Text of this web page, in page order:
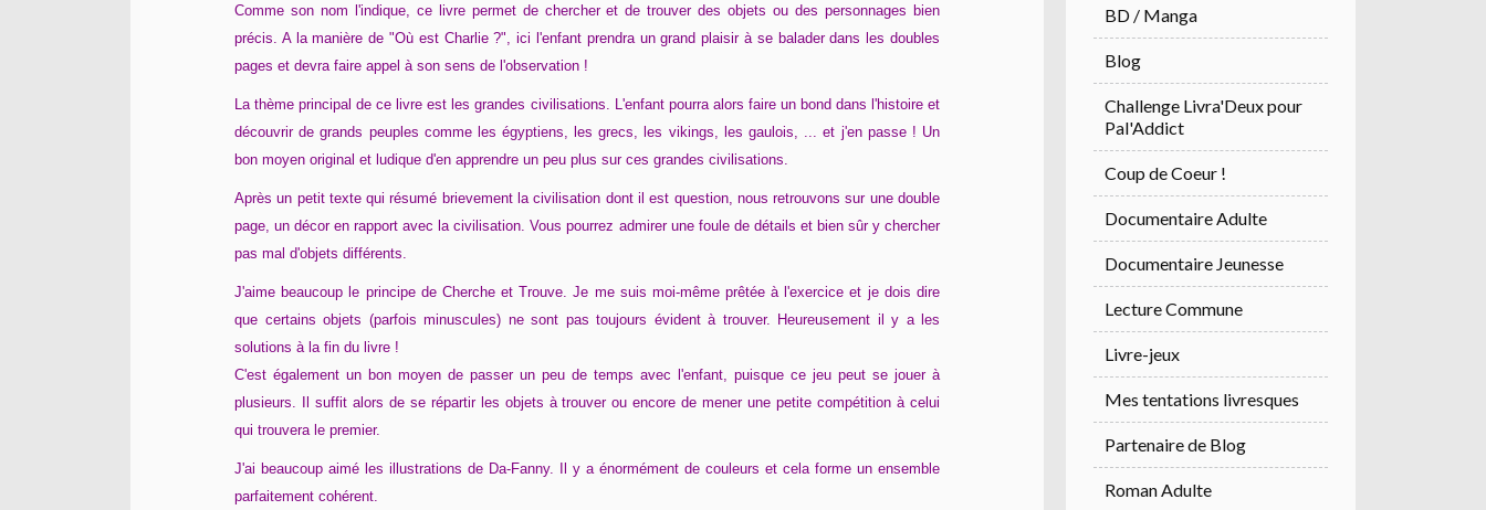
Comme son nom l'indique, ce livre permet de chercher et de trouver des objets ou des personnages bien
précis. A la manière de "Où est Charlie ?", ici l'enfant prendra un grand plaisir à se balader dans les doubles
pages et devra faire appel à son sens de l'observation !
La thème principal de ce livre est les grandes civilisations. L'enfant pourra alors faire un bond dans l'histoire et
découvrir de grands peuples comme les égyptiens, les grecs, les vikings, les gaulois, ... et j'en passe ! Un
bon moyen original et ludique d'en apprendre un peu plus sur ces grandes civilisations.
Après un petit texte qui résumé brievement la civilisation dont il est question, nous retrouvons sur une double
page, un décor en rapport avec la civilisation. Vous pourrez admirer une foule de détails et bien sûr y chercher
pas mal d'objets différents.
J'aime beaucoup le principe de Cherche et Trouve. Je me suis moi-même prêtée à l'exercice et je dois dire
que certains objets (parfois minuscules) ne sont pas toujours évident à trouver. Heureusement il y a les
solutions à la fin du livre !
C'est également un bon moyen de passer un peu de temps avec l'enfant, puisque ce jeu peut se jouer à
plusieurs. Il suffit alors de se répartir les objets à trouver ou encore de mener une petite compétition à celui
qui trouvera le premier.
J'ai beaucoup aimé les illustrations de Da-Fanny. Il y a énormément de couleurs et cela forme un ensemble
parfaitement cohérent.
BD / Manga
Blog
Challenge Livra'Deux pour
Pal'Addict
Coup de Coeur !
Documentaire Adulte
Documentaire Jeunesse
Lecture Commune
Livre-jeux
Mes tentations livresques
Partenaire de Blog
Roman Adulte